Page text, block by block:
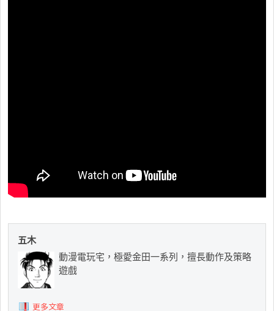
五木
動漫電玩宅，極愛金田一系列，擅長動作及策略
遊戲
更多文章